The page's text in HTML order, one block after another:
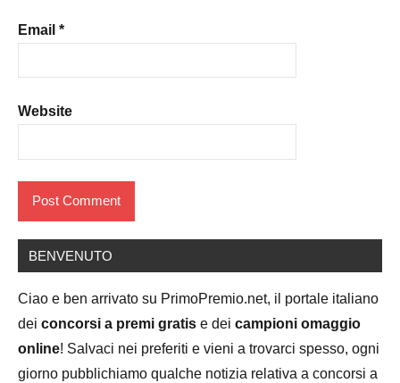
Email *
Website
BENVENUTO
Ciao e ben arrivato su PrimoPremio.net, il portale italiano
dei concorsi a premi gratis e dei campioni omaggio
online! Salvaci nei preferiti e vieni a trovarci spesso, ogni
giorno pubblichiamo qualche notizia relativa a concorsi a